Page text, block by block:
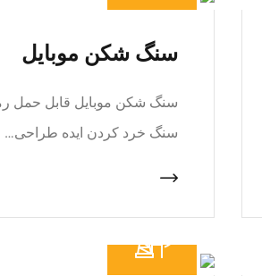
سنگ شکن موبایل
سنگ شکن موبایل قابل حمل
سنگ خرد کردن ایده طراحی…